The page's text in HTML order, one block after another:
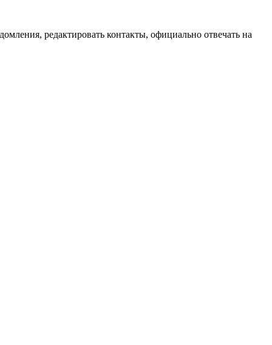
редактировать контакты, официально отвечать на